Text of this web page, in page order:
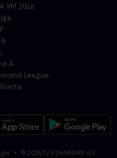
VM 2026
A
League
Vuelta
© 2026TV 2 DANMARK A/S